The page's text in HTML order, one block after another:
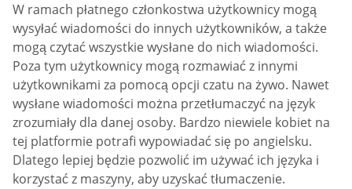
W ramach płatnego członkostwa użytkownicy mogą
wysyłać wiadomości do innych użytkowników, a także
mogą czytać wszystkie wysłane do nich wiadomości.
Poza tym użytkownicy mogą rozmawiać z innymi
użytkownikami za pomocą opcji czatu na żywo. Nawet
wysłane wiadomości można przetłumaczyć na język
zrozumiały dla danej osoby. Bardzo niewiele kobiet na
tej platformie potrafi wypowiadać się po angielsku.
Dlatego lepiej będzie pozwolić im używać ich języka i
korzystać z maszyny, aby uzyskać tłumaczenie.